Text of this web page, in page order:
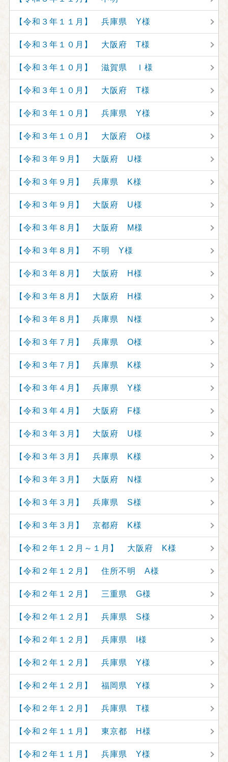
【令和３年１１月】 兵庫県 Y様
【令和３年１０月】 大阪府 T様
【令和３年１０月】 滋賀県 Ｉ様
【令和３年１０月】 大阪府 T様
【令和３年１０月】 兵庫県 Y様
【令和３年１０月】 大阪府 O様
【令和３年９月】 大阪府 U様
【令和３年９月】 兵庫県 K様
【令和３年９月】 大阪府 U様
【令和３年８月】 大阪府 M様
【令和３年８月】 不明 Y様
【令和３年８月】 大阪府 H様
【令和３年８月】 大阪府 H様
【令和３年８月】 兵庫県 N様
【令和３年７月】 兵庫県 O様
【令和３年７月】 兵庫県 K様
【令和３年４月】 兵庫県 Y様
【令和３年４月】 大阪府 F様
【令和３年３月】 大阪府 U様
【令和３年３月】 兵庫県 K様
【令和３年３月】 大阪府 N様
【令和３年３月】 兵庫県 S様
【令和３年３月】 京都府 K様
【令和２年１２月～１月】 大阪府 K様
【令和２年１２月】 住所不明 A様
【令和２年１２月】 三重県 G様
【令和２年１２月】 兵庫県 S様
【令和２年１２月】 兵庫県 I様
【令和２年１２月】 兵庫県 Y様
【令和２年１２月】 福岡県 Y様
【令和２年１２月】 兵庫県 T様
【令和２年１１月】 東京都 H様
【令和２年１１月】 兵庫県 Y様